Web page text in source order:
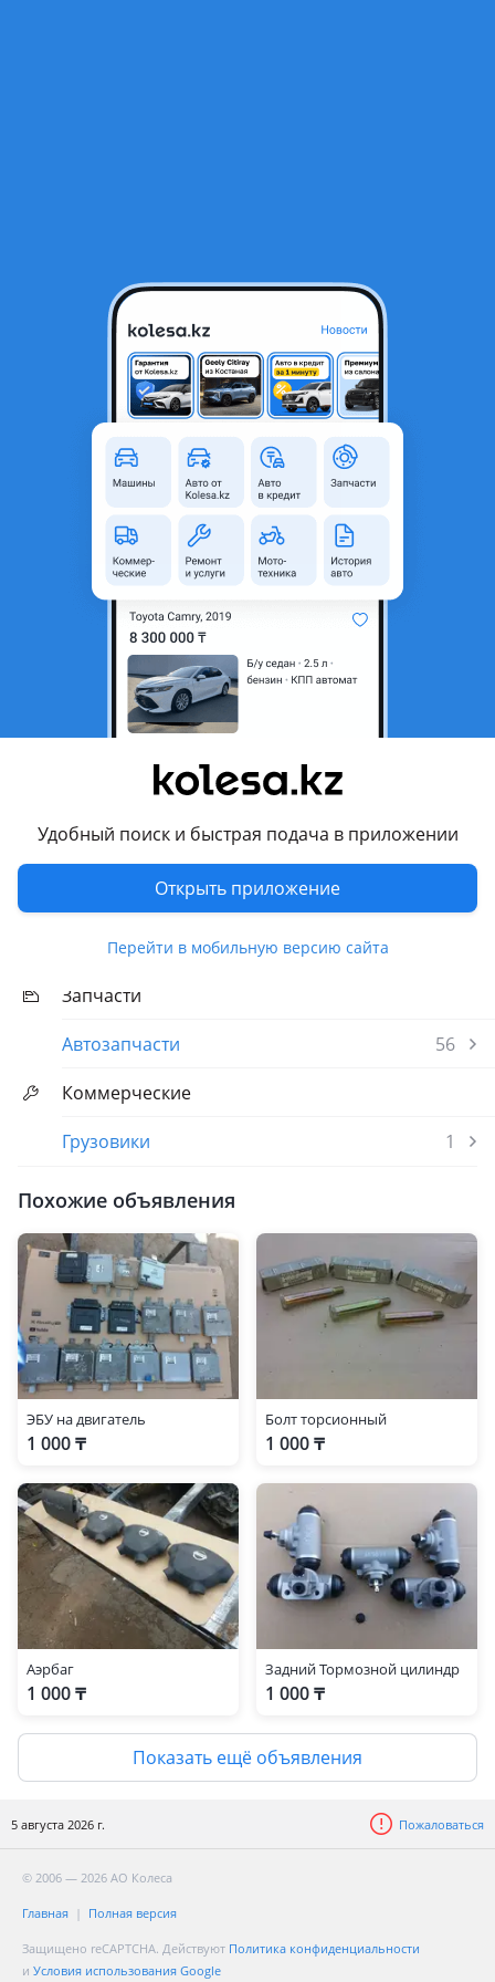
Удобный поиск и быстрая подача в приложении
Открыть приложение
Перейти в мобильную версию сайта
Крышка радиатора
Актау, Мангистауская
область
Новая
Оригинальность
Оригинал
Комментарий продавца
Условия доставки
ЖД и казпочта
Другие объявления продавца
Запчасти
Автозапчасти
56
Коммерческие
Грузовики
1
Похожие объявления
ЭБУ на двигатель
1 000 ₸
Болт торсионный
1 000 ₸
Аэрбаг
1 000 ₸
Задний Тормозной цилиндр
1 000 ₸
Показать ещё объявления
5 августа 2026 г. Пожаловаться
© 2006 — 2026 АО Колеса
Главная Полная версия
Защищено reCAPTCHA. Действуют Политика конфиденциальности
и Условия использования Google